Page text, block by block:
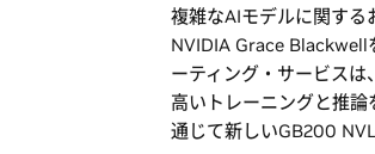
複雑なAIモデルに関す
NVIDIA Grace Blackwell
ーティング・サービス
高いトレーニングと推
通じて新しいGB200